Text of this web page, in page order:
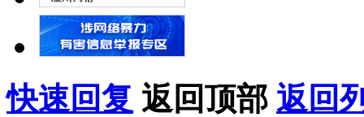
快速回复 返回顶部 返回